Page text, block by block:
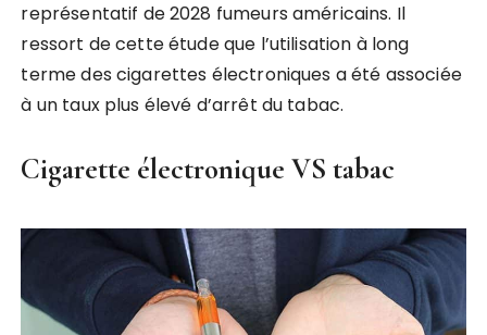
représentatif de 2028 fumeurs américains. Il
ressort de cette étude que l’utilisation à long
terme des cigarettes électroniques a été associée
à un taux plus élevé d’arrêt du tabac.
Cigarette électronique VS tabac